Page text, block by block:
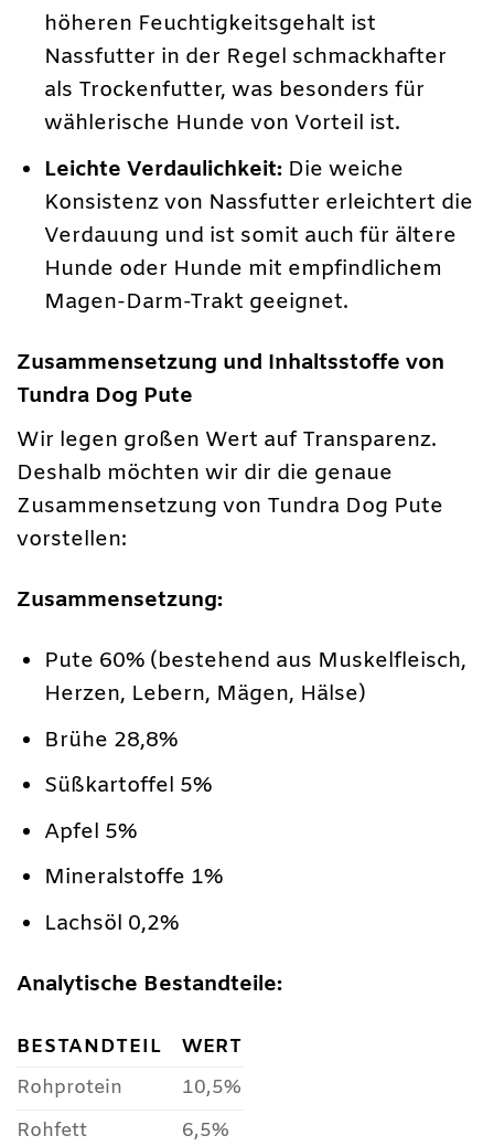
höheren Feuchtigkeitsgehalt ist
Nassfutter in der Regel schmackhafter
als Trockenfutter, was besonders für
wählerische Hunde von Vorteil ist.
Leichte Verdaulichkeit: Die weiche
Konsistenz von Nassfutter erleichtert die
Verdauung und ist somit auch für ältere
Hunde oder Hunde mit empfindlichem
Magen-Darm-Trakt geeignet.
Zusammensetzung und Inhaltsstoffe von
Tundra Dog Pute
Wir legen großen Wert auf Transparenz.
Deshalb möchten wir dir die genaue
Zusammensetzung von Tundra Dog Pute
vorstellen:
Zusammensetzung:
Pute 60% (bestehend aus Muskelfleisch,
Herzen, Lebern, Mägen, Hälse)
Brühe 28,8%
Süßkartoffel 5%
Apfel 5%
Mineralstoffe 1%
Lachsöl 0,2%
Analytische Bestandteile:
BESTANDTEIL
WERT
Rohprotein
10,5%
Rohfett
6,5%